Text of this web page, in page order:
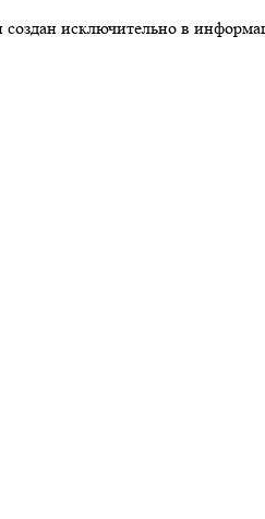
исключительно в